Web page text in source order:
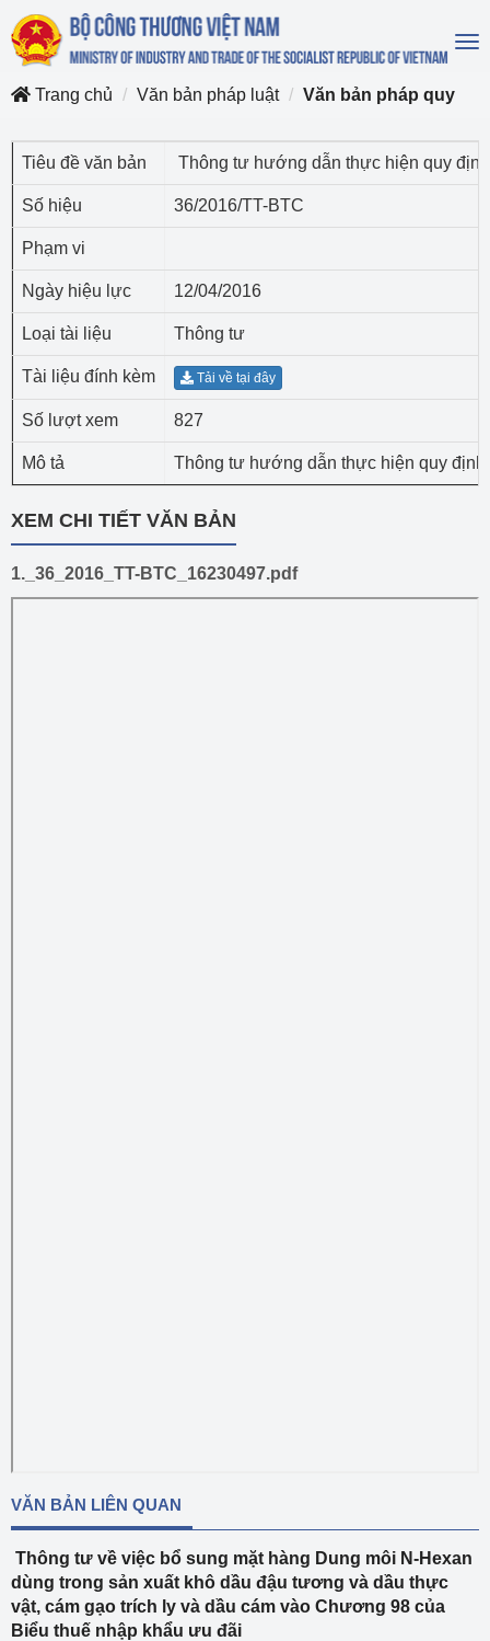
Trang chủ
Văn bản pháp luật Văn bản pháp quy
Tiêu đề văn bản Thông tư hướng dẫn thực hiện quy
Số hiệu 36/2016/TT-BTC
Phạm vi
Ngày hiệu lực 12/04/2016
Loại tài liệu Thông tư
Tài liệu đính kèm Tải về tại đây
Số lượt xem 827
Mô tả Thông tư hướng dẫn thực hiện quy định
XEM CHI TIẾT VĂN BẢN
1._36_2016_TT-BTC_16230497.pdf
VĂN BẢN LIÊN QUAN
Thông tư về việc bổ sung mặt hàng Dung môi N-Hexan
dùng trong sản xuất khô dầu đậu tương và dầu thực
vật, cám gạo trích ly và dầu cám vào Chương 98 của
Biểu thuế nhập khẩu ưu đãi